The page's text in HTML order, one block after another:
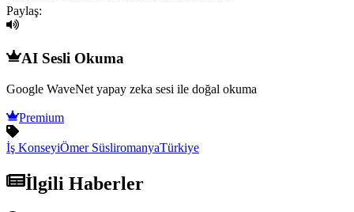
Paylaş:
AI Sesli Okuma
Google WaveNet yapay zeka sesi ile doğal okuma
Premium
İş KonseyiÖmer SüsliromanyaTürkiye
İlgili Haberler